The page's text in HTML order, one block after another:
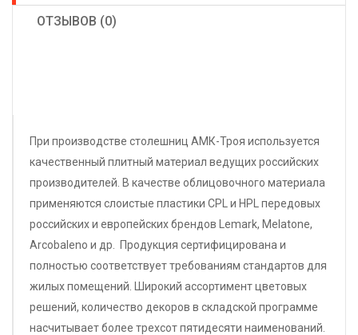
ОТЗЫВОВ (0)
При производстве столешниц АМК-Троя используется
качественный плитный материал ведущих российских
производителей. В качестве облицовочного материала
применяются слоистые пластики CPL и HPL передовых
российских и европейских брендов Lemark, Melatone,
Arcobaleno и др. Продукция сертифицирована и
полностью соответствует требованиям стандартов для
жилых помещений. Широкий ассортимент цветовых
решений, количество декоров в складской программе
насчитывает более трехсот пятидесяти наименований.